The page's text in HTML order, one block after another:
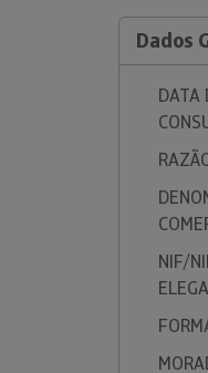
Dados
DATA
NIF/